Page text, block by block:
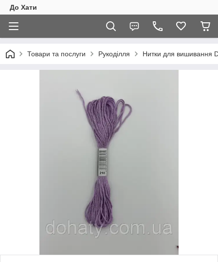
До Хати
Товари та послуги Рукоділля Нитки для вишивання